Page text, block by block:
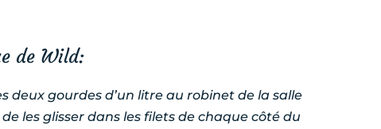
de Wild:
deux gourdes d’un litre au robinet de la salle
les glisser dans les filets de chaque côté du